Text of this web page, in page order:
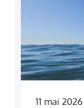
11 mai 2026